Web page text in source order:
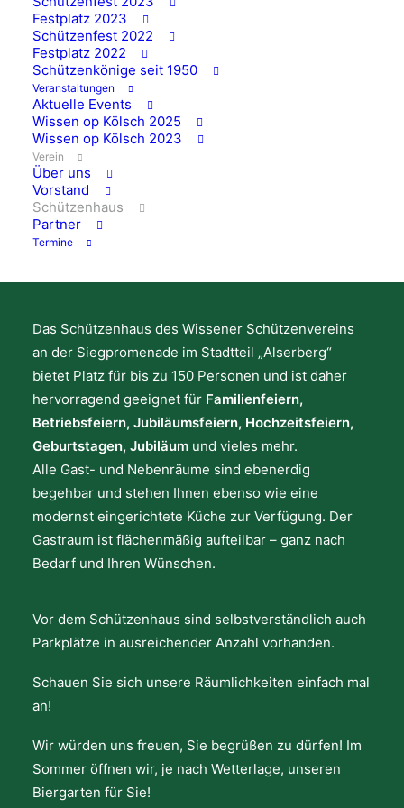
Festplatz 2023
Schützenfest 2022
Festplatz 2022
Schützenkönige seit 1950
Veranstaltungen
Aktuelle Events
Wissen op Kölsch 2025
Wissen op Kölsch 2023
Verein
Über uns
Vorstand
Schützenhaus
Partner
Termine
SCHÜTZENHAUS /
VERMIETUNG
Wissener
Schützenverein e.V.
Das Schützenhaus des Wissener Schützenvereins
an der Siegpromenade im Stadtteil „Alserberg“
bietet Platz für bis zu 150 Personen und ist daher
hervorragend geeignet für Familienfeiern,
Betriebsfeiern, Jubiläumsfeiern, Hochzeitsfeiern,
Geburtstagen, Jubiläum und vieles mehr.
Alle Gast- und Nebenräume sind ebenerdig
begehbar und stehen Ihnen ebenso wie eine
modernst eingerichtete Küche zur Verfügung. Der
Gastraum ist flächenmäßig aufteilbar – ganz nach
Bedarf und Ihren Wünschen.
Vor dem Schützenhaus sind selbstverständlich auch
Parkplätze in ausreichender Anzahl vorhanden.
Schauen Sie sich unsere Räumlichkeiten einfach mal
an!
Wir würden uns freuen, Sie begrüßen zu dürfen! Im
Sommer öffnen wir, je nach Wetterlage, unseren
Biergarten für Sie!